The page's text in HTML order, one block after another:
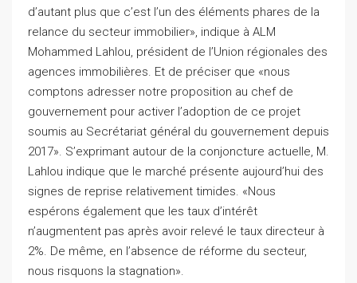
d’autant plus que c’est l’un des éléments phares de la
relance du secteur immobilier», indique à ALM
Mohammed Lahlou, président de l’Union régionales des
agences immobilières. Et de préciser que «nous
comptons adresser notre proposition au chef de
gouvernement pour activer l’adoption de ce projet
soumis au Secrétariat général du gouvernement depuis
2017». S’exprimant autour de la conjoncture actuelle, M.
Lahlou indique que le marché présente aujourd’hui des
signes de reprise relativement timides. «Nous
espérons également que les taux d’intérêt
n’augmentent pas après avoir relevé le taux directeur à
2%. De même, en l’absence de réforme du secteur,
nous risquons la stagnation».